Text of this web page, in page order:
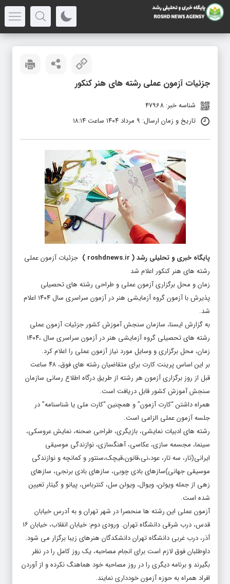
جزئیات آزمون عملی رشته های هنر کنکور
شناسه خبر: 47968
تاریخ و زمان ارسال: ۹ مرداد ۱۴۰۴ ساعت ۱۸:۱۴
پایگاه خبری و تحلیلی رشد(
roshdnews.ir
) جزئیات آزمون عملی
رشته های هنر کنکور اعلام شد
زمان و محل برگزاری آزمون عملی و طراحی رشته های تحصیلی
پذیرش با آزمون گروه آزمایشی هنر در آزمون سراسری سال ۱۴۰۴ اعلام
شد.
به گزارش ایسنا، سازمان سنجش آموزش کشور جزئیات آزمون عملی
رشته های تحصیلی گروه آزمایشی هنر در آزمون سراسری سال ،۱۴۰۴
زمان، محل برگزاری و وسایل مورد نیاز آزمون عملی را اعلام کرد.
بر این اساس پرینت کارت برای متقاضیان رشته های فوق، ۴۸ ساعت
قبل از روز برگزاری آزمون هر رشته از طریق درگاه اطلاع رسانی سازمان
سنجش آموزش کشور قابل دریافت است.
همراه داشتن “کارت آزمون” و همچنین “کارت ملی یا شناسنامه” در
جلسه آزمون عملی الزامی است.
رشته های ادبیات نمایشی، بازیگری، طراحی صحنه، نمایش عروسکی،
سینما، مجسمه سازی، عکاسی، آهنگسازی، نوازندگی موسیقی
ایرانی(تار، سه تار، عود،نی،قانون،قیچک،سنتور و کمانچه و نوازندگی
موسیقی جهانی)سازهای بادی چوبی، سازهای بادی برنجی، سازهای
زهی از جمله ویولن، ویوال، ویولن سل، کنترباس، پیانو و گیتار تعیین
شده است.
آزمون عملی این رشته ها منحصرا در شهر تهران و به آدرس خیابان
قدس، درب شرقی دانشگاه تهران. ورودی دوم: خیابان انقلاب، خیابان ۱۶
آذر، درب غربی دانشگاه تهران دانشکدگان هنرهای زیبا برگزار می شود.
داوطلبان فوق لازم است برای انجام مصاحبه، یک روز کامل را در نظر
بگیرند و برنامه دیگری را در روز مصاحبه خود هماهنگ نکرده و از آوردن
افراد همراه به حوزه آزمون خودداری نمایند.